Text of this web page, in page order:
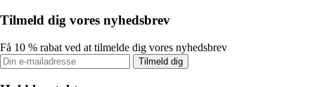
Tilmeld dig vores nyhedsbrev
Få 10 % rabat ved at tilmelde dig vores nyhedsbrev
Tilmeld dig